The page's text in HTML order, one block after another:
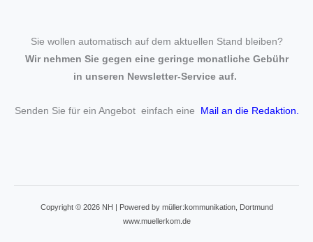
Sie wollen automatisch auf dem aktuellen Stand bleiben?
Wir nehmen Sie gegen eine geringe monatliche Gebühr
in unseren Newsletter-Service auf.
Senden Sie für ein Angebot einfach eine Mail an die Redaktion
Copyright © 2026 NH | Powered by müller:kommunikation, Dortmund
www.muellerkom.de